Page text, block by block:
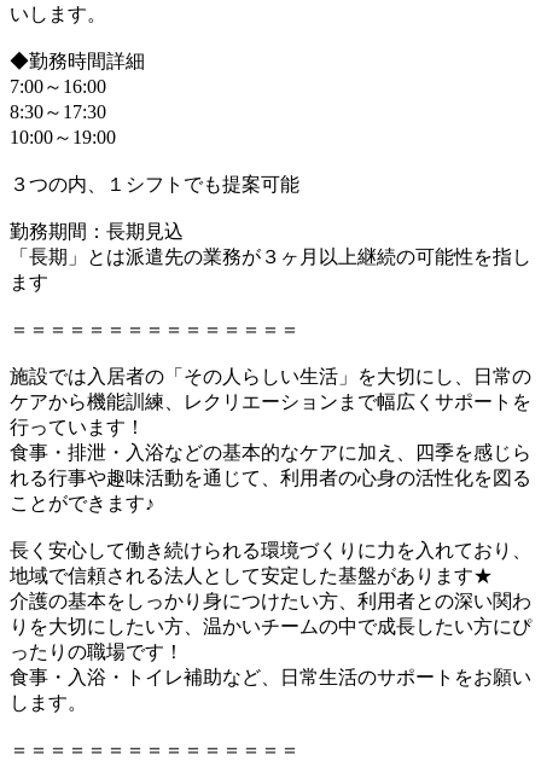
いします。
◆勤務時間詳細
7:00～16:00
8:30～17:30
10:00～19:00
３つの内、１シフトでも提案可能
勤務期間：長期見込
「長期」とは派遣先の業務が３ヶ月以上継続の可能性を指し
ます
＝＝＝＝＝＝＝＝＝＝＝＝＝＝＝
施設では入居者の「その人らしい生活」を大切にし、日常の
ケアから機能訓練、レクリエーションまで幅広くサポートを
行っています！
食事・排泄・入浴などの基本的なケアに加え、四季を感じら
れる行事や趣味活動を通じて、利用者の心身の活性化を図る
ことができます♪
長く安心して働き続けられる環境づくりに力を入れており、
地域で信頼される法人として安定した基盤があります★
介護の基本をしっかり身につけたい方、利用者との深い関わ
りを大切にしたい方、温かいチームの中で成長したい方にぴ
ったりの職場です！
食事・入浴・トイレ補助など、日常生活のサポートをお願い
します。
＝＝＝＝＝＝＝＝＝＝＝＝＝＝＝